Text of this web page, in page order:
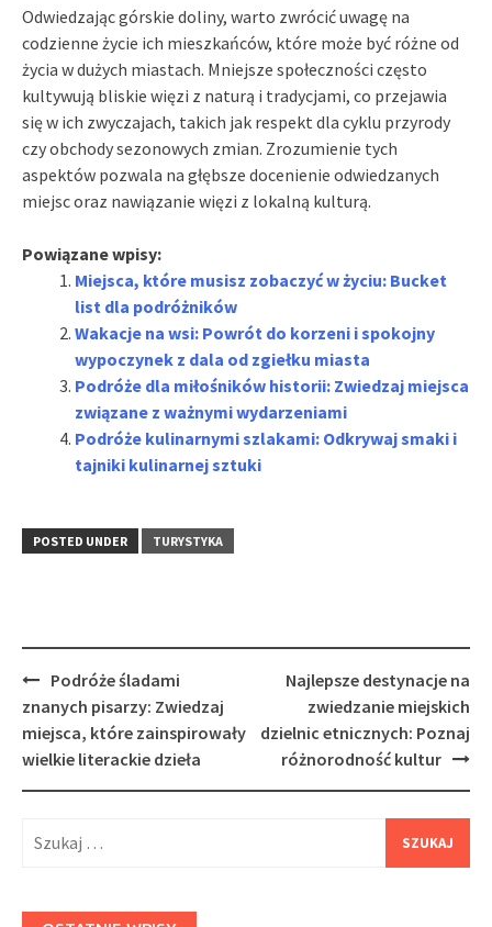
Odwiedzając górskie doliny, warto zwrócić uwagę na
codzienne życie ich mieszkańców, które może być różne od
życia w dużych miastach. Mniejsze społeczności często
kultywują bliskie więzi z naturą i tradycjami, co przejawia
się w ich zwyczajach, takich jak respekt dla cyklu przyrody
czy obchody sezonowych zmian. Zrozumienie tych
aspektów pozwala na głębsze docenienie odwiedzanych
miejsc oraz nawiązanie więzi z lokalną kulturą.
Powiązane wpisy:
Miejsca, które musisz zobaczyć w życiu: Bucket
list dla podróżników
Wakacje na wsi: Powrót do korzeni i spokojny
wypoczynek z dala od zgiełku miasta
Podróże dla miłośników historii: Zwiedzaj miejsca
związane z ważnymi wydarzeniami
Podróże kulinarnymi szlakami: Odkrywaj smaki i
tajniki kulinarnej sztuki
POSTED UNDER TURYSTYKA
Post
navigation
Podróże śladami
znanych pisarzy: Zwiedzaj
miejsca, które zainspirowały
wielkie literackie dzieła
Najlepsze destynacje na
zwiedzanie miejskich
dzielnic etnicznych: Poznaj
różnorodność kultur